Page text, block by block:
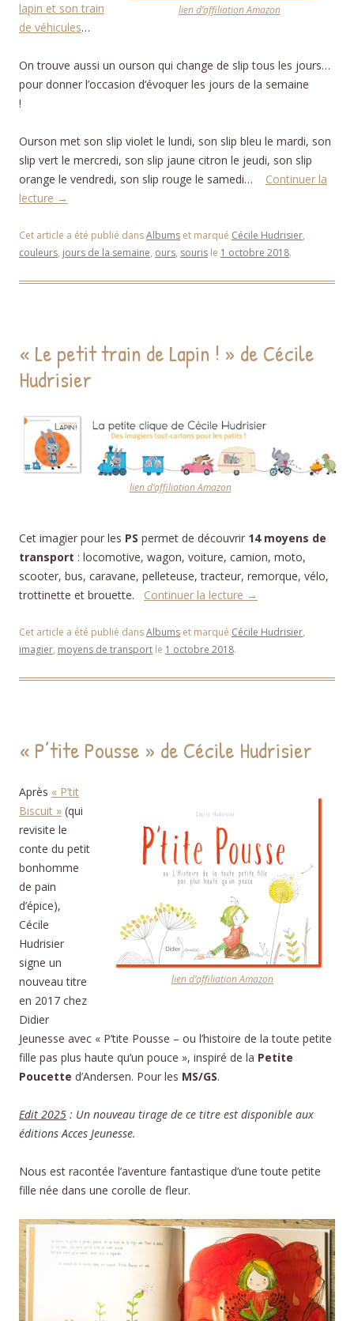
lien d’affiliation Amazon
lapin et son train
de véhicules…
On trouve aussi un ourson qui change de slip tous les jours…
pour donner l’occasion d’évoquer les jours de la semaine
!
Ourson met son slip violet le lundi, son slip bleu le mardi, son
slip vert le mercredi, son slip jaune citron le jeudi, son slip
orange le vendredi, son slip rouge le samedi… Continuer la
lecture →
Cet article a été publié dansAlbums et marqué Cécile Hudrisier,
couleurs, jours de la semaine, ours, souris le 1 octobre 2018.
« Le petit train de Lapin ! » de Cécile
Hudrisier
lien d’affiliation Amazon
Cet imagier pour les PS permet de découvrir 14 moyens de
transport : locomotive, wagon, voiture, camion, moto,
scooter, bus, caravane, pelleteuse, tracteur, remorque, vélo,
trottinette et brouette. Continuer la lecture →
Cet article a été publié dansAlbums et marqué Cécile Hudrisier,
imagier, moyens de transport le 1 octobre 2018.
« P’tite Pousse » de Cécile Hudrisier
lien d’affiliation Amazon
Après « P’tit
Biscuit » (qui
revisite le
conte du petit
bonhomme
de pain
d’épice),
Cécile
Hudrisier
signe un
nouveau titre
en 2017 chez
Didier
Jeunesse avec « P’tite Pousse – ou l’histoire de la toute petite
fille pas plus haute qu’un pouce », inspiré de la Petite
Poucette d’Andersen. Pour les MS/GS.
Edit 2025 : Un nouveau tirage de ce titre est disponible aux
éditions Acces Jeunesse.
Nous est racontée l’aventure fantastique d’une toute petite
fille née dans une corolle de fleur.